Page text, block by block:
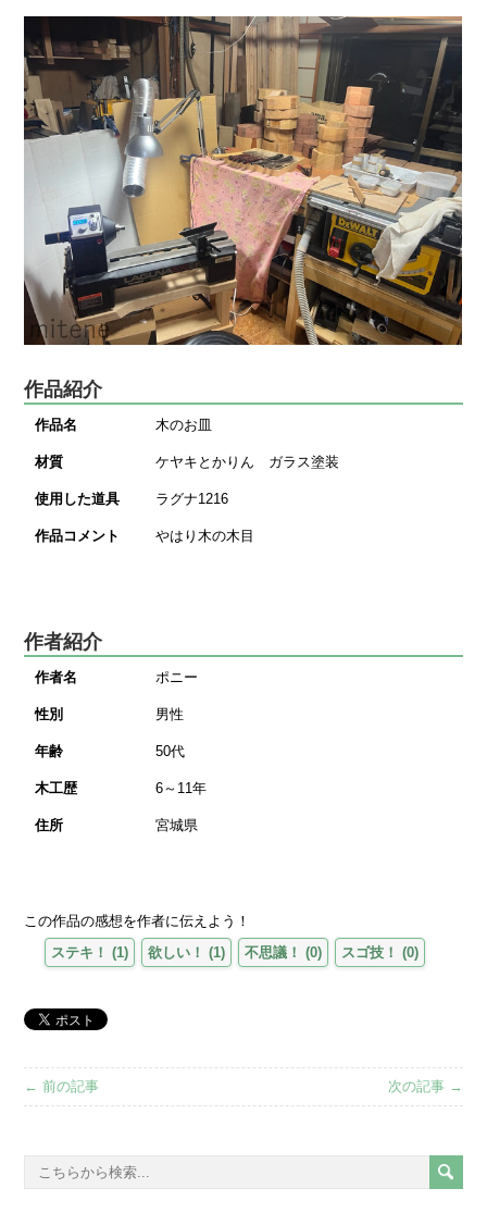
作品紹介
作品名 木のお皿
材質 ケヤキとかりん ガラス塗装
使用した道具 ラグナ1216
作品コメント やはり木の木目
作者紹介
作者名 ポニー
性別 男性
年齢 50代
木工歴 6～11年
住所 宮城県
この作品の感想を作者に伝えよう！
ステキ！
(1) 欲しい！ (1) 不思議！ (0) スゴ技！ (0)
← 前の記事 次の記事 →